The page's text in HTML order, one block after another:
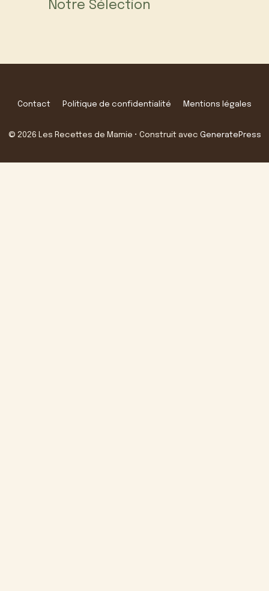
Notre Sélection
Contact Politique de confidentialité Mentions légales
© 2026 Les Recettes de Mamie • Construit avec GeneratePress